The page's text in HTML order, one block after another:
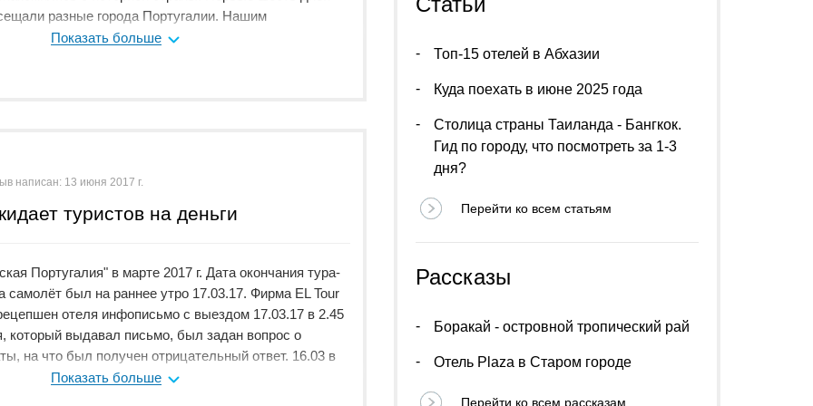
разные города Португалии. Нашим
хотим поблагодарить ее за интереснейшие
Синтру, мы ездили на экскурсию с Александром,
посещаемого городка. Всем туристам советуем
Португальцы предлагают очень вкусное,
океана, где мы с удовольствием вспоминали наши
градусов, но мы все равно с удовольствием
ласковым солнцем и песчаным пляжем. Также
гида, Владимира, за внимательное и доброе
готового в любое время суток откликнуться на
их. Светлана и Людмила.
Показать больше
написан: 13 июня 2017 г.
туристов на деньги
Португалия" в марте 2017 г. Дата окончания тура-
самолёт был на раннее утро 17.03.17. Фирма EL Tour
отеля инфописьмо с выездом 17.03.17 в 2.45
который выдавал письмо, был задан вопрос о
на что был получен отрицательный ответ. 16.03 в
владелица турфирмы Карина- и устроила мне скандал ,
Показать больше
Топ-15 отелей в Абхазии
Куда поехать в июне 2025 года
Столица страны Таиланда - Бангкок.
Гид по городу, что посмотреть за 1-3
дня?
Перейти ко всем статьям
Рассказы
Боракай - островной тропический рай
Отель Plaza в Старом городе
Перейти ко всем рассказам